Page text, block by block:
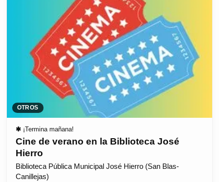
OTROS
✱ ¡Termina mañana!
Cine de verano en la Biblioteca José
Hierro
Biblioteca Pública Municipal José Hierro (San Blas-
Canillejas)